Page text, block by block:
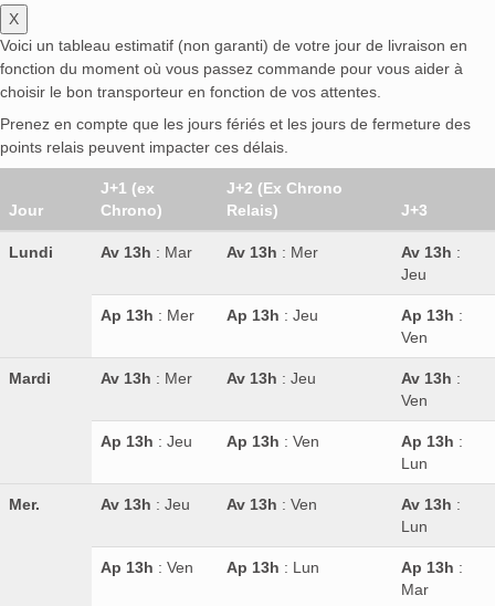
X
Voici un tableau estimatif (non garanti) de votre jour de livraison en
fonction du moment où vous passez commande pour vous aider à
choisir le bon transporteur en fonction de vos attentes.
Prenez en compte que les jours fériés et les jours de fermeture des
points relais peuvent impacter ces délais.
Jour
J+1 (ex
Chrono)
J+2 (Ex Chrono
Relais)
J+3
Lundi Av 13h : Mar Av 13h : Mer Av 13h :
Jeu
Ap 13h : Mer Ap 13h : Jeu Ap 13h :
Ven
Mardi Av 13h : Mer Av 13h : Jeu Av 13h :
Ven
Ap 13h : Jeu Ap 13h : Ven Ap 13h :
Lun
Mer. Av 13h : Jeu Av 13h : Ven Av 13h :
Lun
Ap 13h : Ven Ap 13h : Lun Ap 13h :
Mar